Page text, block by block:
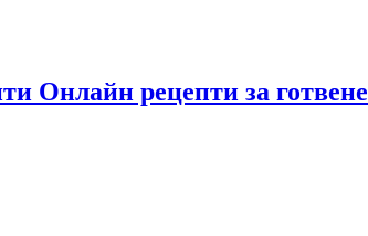
Онлайн рецепти за готвене